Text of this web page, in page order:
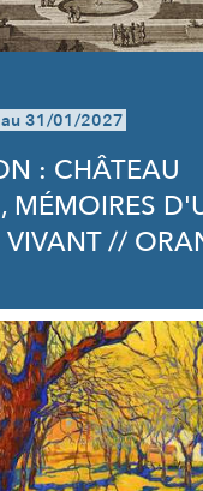
31/01/2027
: CHÂTEAU
MÉMOIRES
//